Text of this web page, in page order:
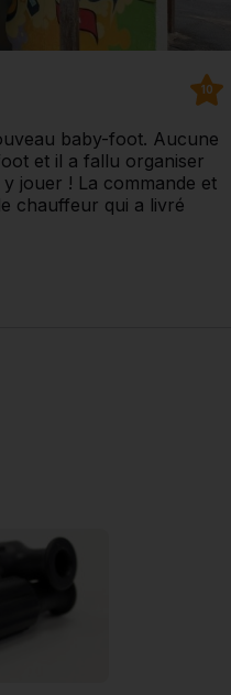
10
baby-foot. Aucune
et il a fallu organiser
jouer ! La commande et
chauffeur qui a livré